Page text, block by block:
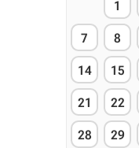
1
7 8
14 15
21 22
28 29